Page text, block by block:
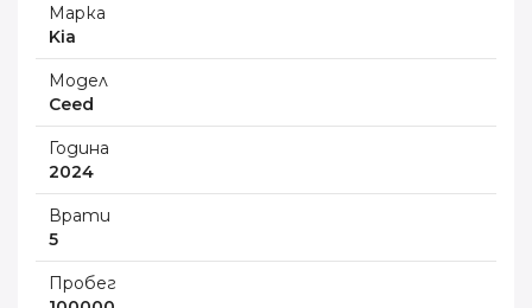
Марка
Kia
Модел
Ceed
Година
2024
Врати
5
Пробег